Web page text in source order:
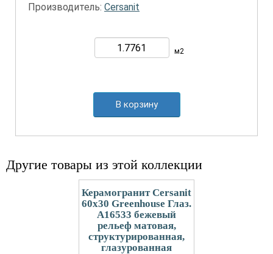
Производитель: Cersanit
м2
В корзину
Другие товары из этой коллекции
Керамогранит Cersanit
60x30 Greenhouse Глаз.
A16533 бежевый
рельеф матовая,
структурированная,
глазурованная